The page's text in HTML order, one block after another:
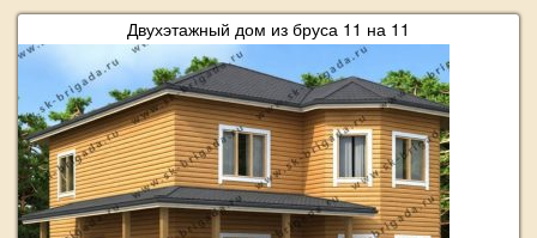
Двухэтажный дом из бруса 11 на 11